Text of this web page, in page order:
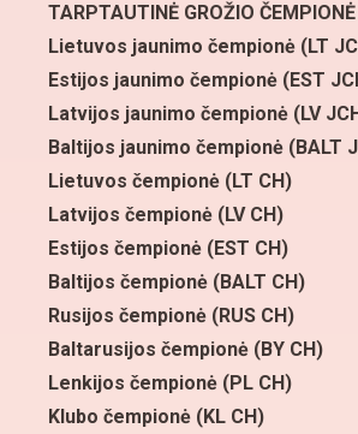
TARPTAUTINĖ GROŽIO ČEMPIONĖ
Lietuvos jaunimo čempionė (LT
Estijos jaunimo čempionė (EST
Latvijos jaunimo čempionė (LV
Baltijos jaunimo čempionė (BALT
Lietuvos čempionė (LT CH)
Latvijos čempionė (LV CH)
Estijos čempionė (EST CH)
Baltijos čempionė (BALT CH)
Rusijos čempionė (RUS CH)
Baltarusijos čempionė (BY CH)
Lenkijos čempionė (PL CH)
Klubo čempionė (KL CH)